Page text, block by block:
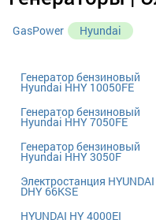
GasPower Hyundai
Генератор бензиновый
Hyundai HHY 10050FE
Генератор бензиновый
Hyundai HHY 7050FE
Генератор бензиновый
Hyundai HHY 3050F
Электростанция HYUNDAI
DHY 66KSE
HYUNDAI HY 4000EI